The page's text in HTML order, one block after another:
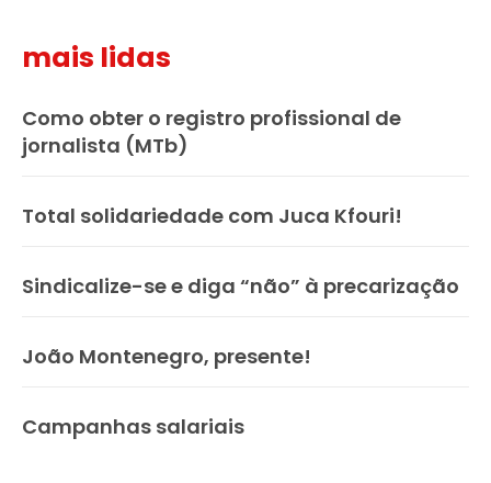
mais lidas
Como obter o registro profissional de
jornalista (MTb)
Total solidariedade com Juca Kfouri!
Sindicalize-se e diga “não” à precarização
João Montenegro, presente!
Campanhas salariais